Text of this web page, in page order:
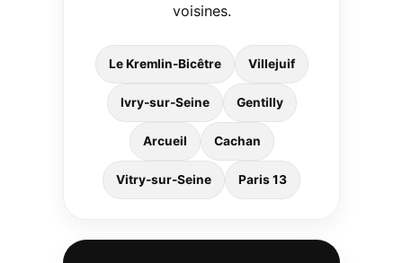
voisines.
Le Kremlin-Bicêtre Villejuif
Ivry-sur-Seine Gentilly
Arcueil Cachan
Vitry-sur-Seine Paris 13